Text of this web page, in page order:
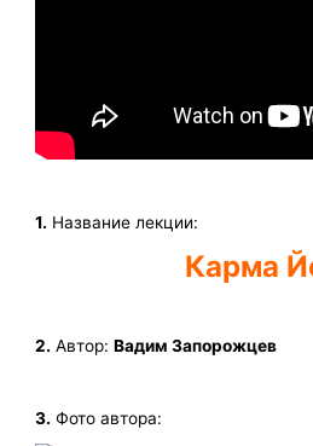
1. Название лекции:
Карма
2. Автор:Вадим Запорожцев
3. Фото автора: